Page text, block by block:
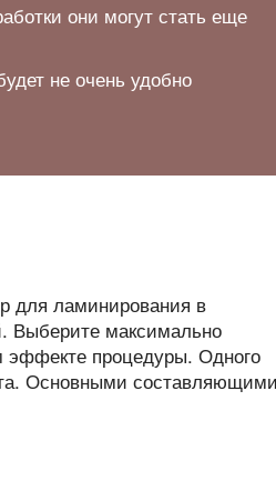
они могут стать еще
не очень удобно
для ламинирования в
Выберите максимально
эффекте процедуры. Одного
Основными